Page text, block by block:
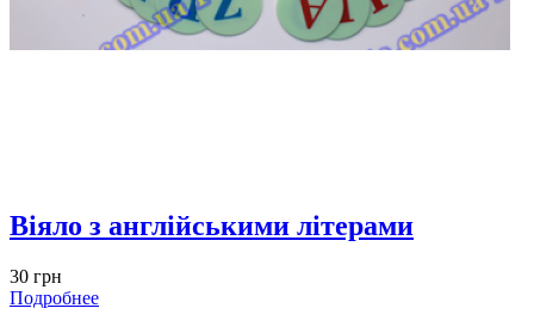
Віяло з англійськими літерами
30 грн
Подробнее